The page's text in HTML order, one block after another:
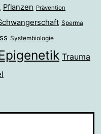
Pflanzen Prävention
Sperma
Systembiologie
Trauma